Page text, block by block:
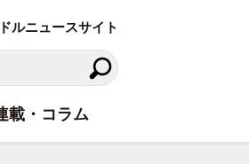
ルニュースサイト
載・コラム